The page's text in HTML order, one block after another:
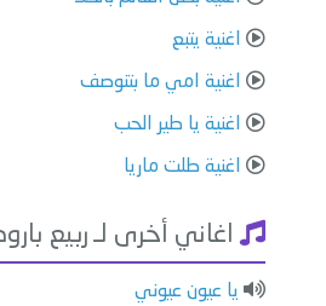
اغنية يتبع
اغنية امي ما بتنوصف
اغنية يا طير الحب
اغنية طلت ماريا
اغاني أخرى لـ ربيع
يا عيون عيوني